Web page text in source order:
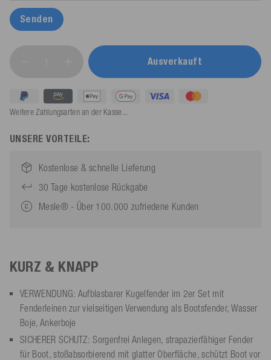
Senden
Ausverkauft
Weitere Zahlungsarten an der Kasse...
UNSERE VORTEILE:
Kostenlose & schnelle Lieferung
30 Tage kostenlose Rückgabe
Mesle® - Über 100.000 zufriedene Kunden
KURZ & KNAPP
VERWENDUNG: Aufblasbarer Kugelfender im 2er Set mit
Fenderleinen zur vielseitigen Verwendung als Bootsfender, Wasser
Boje, Ankerboje
SICHERER SCHUTZ: Sorgenfrei Anlegen, strapazierfähiger Fender
für Boot, stoßabsorbierend mit glatter Oberfläche, schützt Boot vor